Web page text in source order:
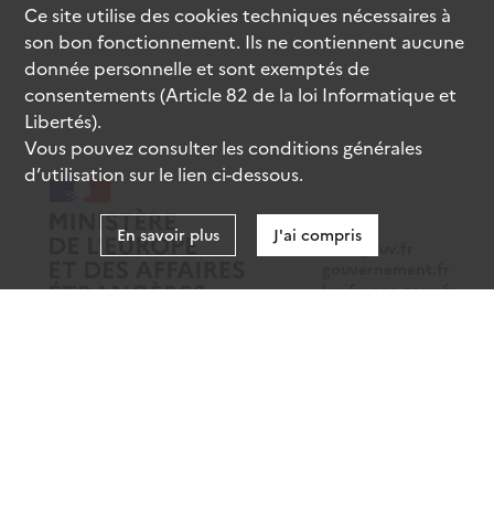
data.gouv.fr
legifrance.gouv.fr
Ce site utilise descookiestechniques nécessaires à
son bon fonctionnement. Ils ne contiennent aucune
donnée personnelle et sont exemptés de
consentements (Article 82 de la loi Informatique et
Libertés).
Vous pouvez consulter les conditions générales
d’utilisation sur le lien ci-dessous.
En savoir plus J'ai compris